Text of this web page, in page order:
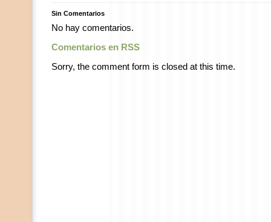
Sin Comentarios
No hay comentarios.
Comentarios en RSS
Sorry, the comment form is closed at this time.